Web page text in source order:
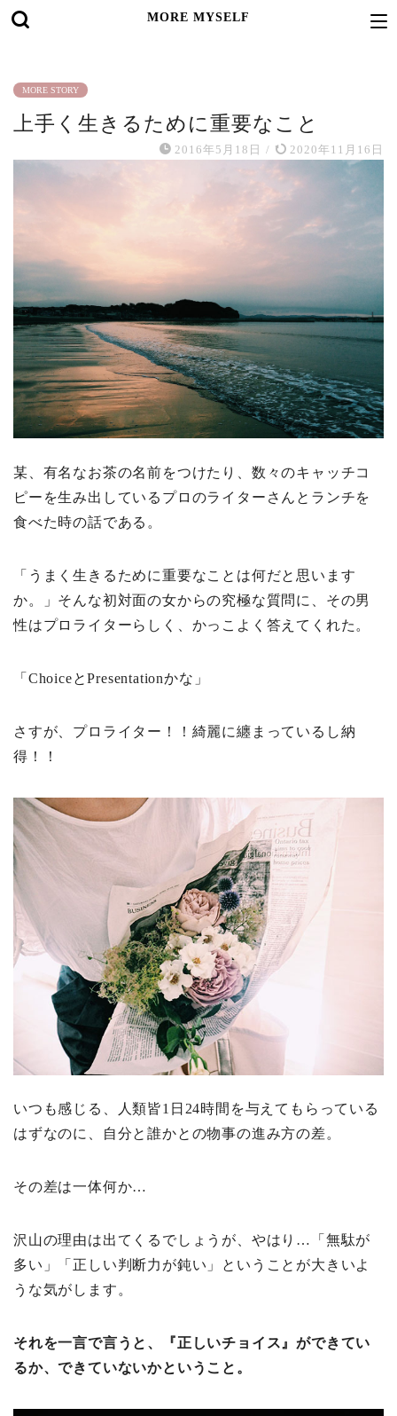
MORE MYSELF
MORE STORY
上手く生きるために重要なこと
2016年5月18日 / 2020年11月16日
某、有名なお茶の名前をつけたり、数々のキャッチコ
ピーを生み出しているプロのライターさんとランチを
食べた時の話である。
「うまく生きるために重要なことは何だと思います
か。」そんな初対面の女からの究極な質問に、その男
性はプロライターらしく、かっこよく答えてくれた。
「ChoiceとPresentationかな」
さすが、プロライター！！綺麗に纏まっているし納
得！！
いつも感じる、人類皆1日24時間を与えてもらっている
はずなのに、自分と誰かとの物事の進み方の差。
その差は一体何か…
沢山の理由は出てくるでしょうが、やはり…「無駄が
多い」「正しい判断力が鈍い」ということが大きいよ
うな気がします。
それを一言で言うと、『正しいチョイス』ができてい
るか、できていないかということ。